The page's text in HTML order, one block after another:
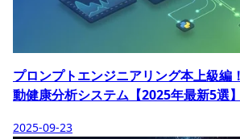
プロンプトエンジニアリング本上級編
動健康分析システム【2025年最新5選】
2025-09-23